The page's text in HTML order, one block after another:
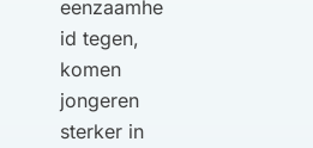
eenzaamhe
id tegen,
komen
jongeren
sterker in